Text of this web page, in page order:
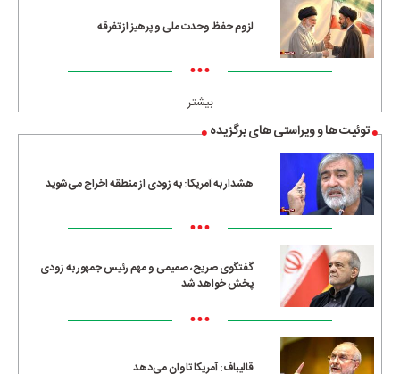
لزوم حفظ وحدت ملی و پرهیز از تفرقه
•••
بیشتر
توئیت ها و ویراستی های برگزیده
هشدار به آمریکا: به زودی از منطقه اخراج می‌شوید
•••
گفتگوی صریح، صمیمی و مهم رئیس جمهور به زودی
پخش خواهد شد
•••
قالیباف: آمریکا تاوان می‌دهد